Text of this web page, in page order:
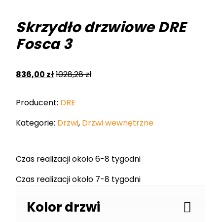
Skrzydło drzwiowe DRE
Fosca 3
836,00 zł1028,28zł
Producent: DRE
Kategorie: Drzwi, Drzwi wewnętrzne
Czas realizacji około 6-8 tygodni
Czas realizacji około 7-8 tygodni
Kolor drzwi